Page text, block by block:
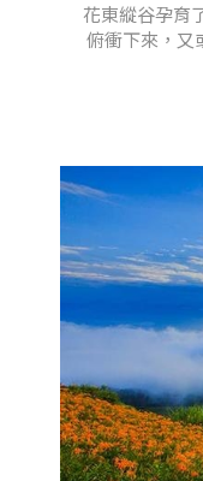
花東縱谷孕育
俯衝下來，又